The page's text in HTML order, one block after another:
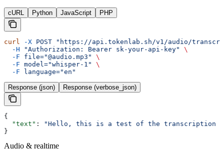
cURL Python JavaScript PHP
curl -X POST "https://api.tokenlab.sh/v1/audio/
  -H
"Authorization: Bearer sk-your-api-key"
\
  -F
file="@audio.mp3"
\
  -F
model="whisper-1"
\
  -F
language="en"
Response (json) Response (verbose_json)
{
  "text"
:
"Hello, this is a test of the transcription
}
Audio & realtime